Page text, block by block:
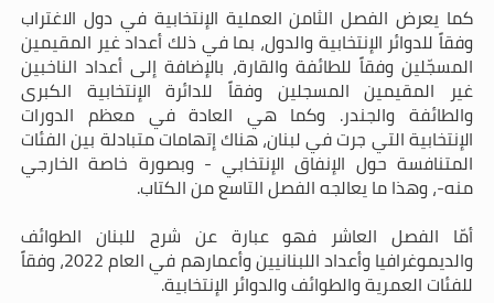
كما يعرض الفصل الثامن العملية الإنتخابية في دول الاغتراب
وفقاً للدوائر الإنتخابية والدول، بما في ذلك أعداد غير المقيمين
المسجّلين وفقاً للطائفة والقارة، بالإضافة إلى أعداد الناخبين
غير المقيمين المسجلين وفقاً للدائرة الإنتخابية الكبرى
والطائفة والجندر. وكما هي العادة في معظم الدورات
الإنتخابية التي جرت في لبنان، هناك إتهامات متبادلة بين الفئات
المتنافسة حول الإنفاق الإنتخابي - وبصورة خاصة الخارجي
منه-، وهذا ما يعالجه الفصل التاسع من الكتاب.
أمّا الفصل العاشر فهو عبارة عن شرح للبنان الطوائف
والديموغرافيا وأعداد اللبنانيين وأعمارهم في العام 2022، وفقاً
للفئات العمرية والطوائف والدوائر الإنتخابية.